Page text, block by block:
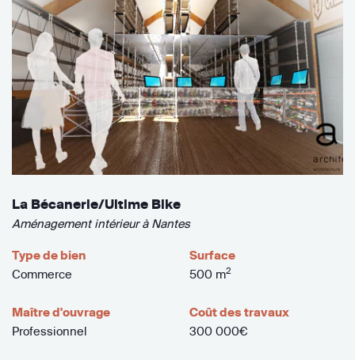
La Bécanerie/Ultime Bike
Aménagement intérieur à Nantes
Type de bien
Commerce
Surface
500 m2
Maître d'ouvrage
Professionnel
Coût des travaux
300 000€